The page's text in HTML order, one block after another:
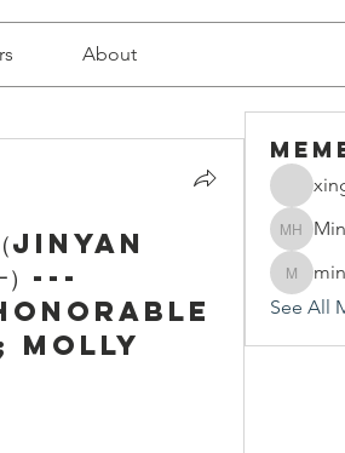
About
Jinyan
）---
/Honorable
Molly
Mindy
See All